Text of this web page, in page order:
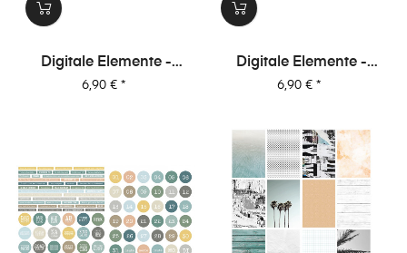
Digitale Elemente -
Journaling-Spots -
Preis
6,90 € *
Digitale Elemente -
Motive+Labels+Tags -
Preis
6,90 € *